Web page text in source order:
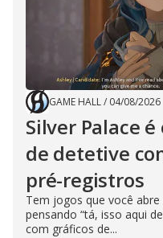
GAME HALL/ 04/08/2026
Silver Palace
de detetive
pré-registros
Tem jogos que você
pensando “tá, isso aqui
com gráficos de...